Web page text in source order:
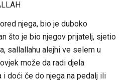
njega, bio je duboko
što je bio njegov prijatelj, sjetio
sallallahu alejhi ve selem u
može da radi djela
i doći če do njega na pedalj ili